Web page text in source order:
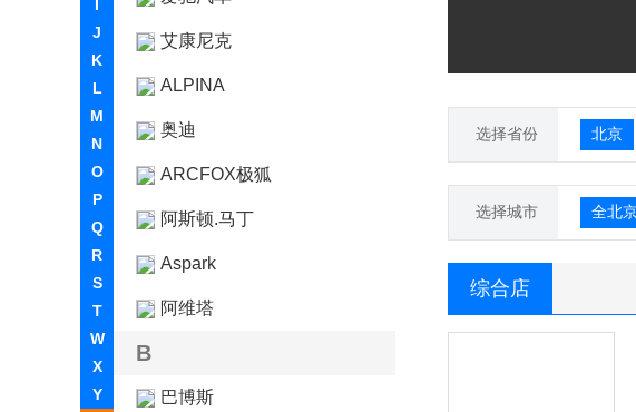
I
J
K
L
M
N
O
P
Q
R
S
T
W
X
Y
艾康尼克
ALPINA
奥迪
ARCFOX极狐
阿斯顿.马丁
Aspark
阿维塔
B
巴博斯
选择省份 北京
选择城市 全北
综合店